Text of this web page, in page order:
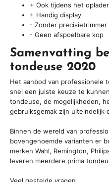
+ Ook tijdens het
+ Handig display
- Zonder precisietrimmer
- Geen afspoelbare kop
Samenvatting
tondeuse 2020
Het aanbod van professionele
snel een juiste keuze te
tondeuse, de mogelijkheden,
gebruiksgemak zijn uiteindelijk
Binnen de wereld van
bovengenoemde varianten er
merken Wahl, Remington,
leveren meerdere prima